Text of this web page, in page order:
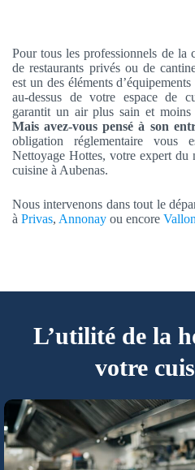
Pour tous les professionnels de la
de restaurants privés ou de
est un des éléments
au-dessus de votre espace de
garantit un air plus sain et
Mais avez-vous pensé à son
obligation réglementaire vous
Nettoyage Hottes, votre expert du
cuisine à Aubenas.
Nous intervenons dans tout le
à Privas, Annonay ou encore
L’utilité de la
votre